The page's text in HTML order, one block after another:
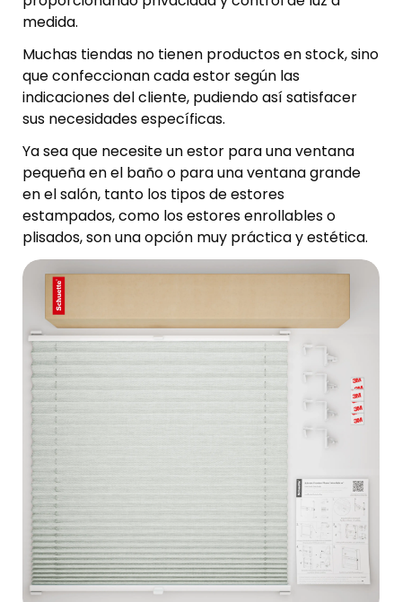
medida.
Muchas tiendas no tienen productos en stock, sino
que confeccionan cada estor según las
indicaciones del cliente, pudiendo así satisfacer
sus necesidades específicas.
Ya sea que necesite un estor para una ventana
pequeña en el baño o para una ventana grande
en el salón, tanto los tipos de estores
estampados, como los estores enrollables o
plisados, son una opción muy práctica y estética.